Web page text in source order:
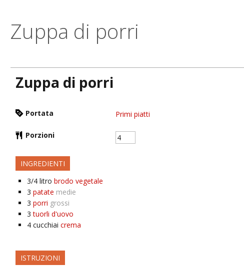
Zuppa di porri
Zuppa di porri
Portata Primi piatti
Porzioni
INGREDIENTI
3/4 litro brodo vegetale
3 patate medie
3 porri grossi
3 tuorli d'uovo
4 cucchiai crema
ISTRUZIONI